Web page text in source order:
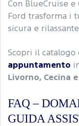
Con BlueCruise
Ford trasforma i
sicura e
Scopri il catalogo
appuntamento
Livorno, Cecina
FAQ –
GUIDA